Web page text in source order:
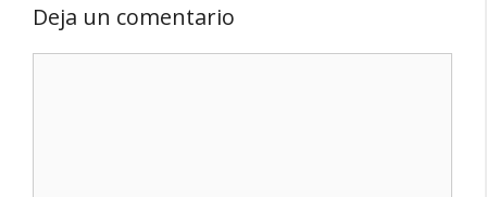
Deja un comentario